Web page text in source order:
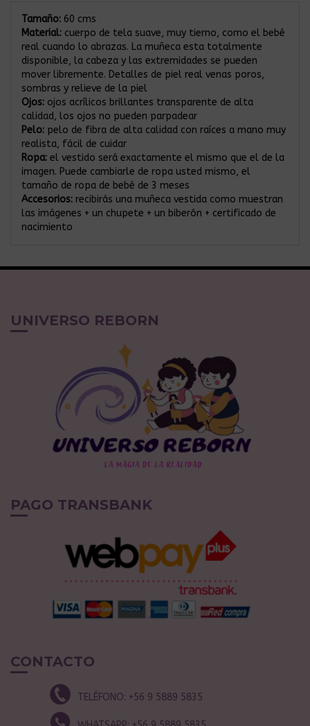
Tamaño: 60 cms
Material: cuerpo de tela suave, muy tierno, como el bebé
real cuando lo abrazas. La muñeca esta totalmente
disponible, la cabeza y las extremidades se pueden
mover libremente. Detalles de piel real venas poros,
sombras y relieve de la piel
Ojos: ojos acrílicos brillantes transparente de alta
calidad, los ojos no pueden parpadear
Pelo: pelo de fibra de alta calidad con raíces a mano muy
realista, fácil de cuidar
Ropa: el vestido será exactamente el mismo que el de la
imagen. Puede cambiarle de ropa usted mismo, el
tamaño de ropa de bebé de 3 meses
Accesorios: recibirás una muñeca vestida como muestran
las imágenes + un chupete + un biberón + certificado de
nacimiento
UNIVERSO REBORN
PAGO TRANSBANK
CONTACTO
TELÉFONO: +56 9 5889 5835